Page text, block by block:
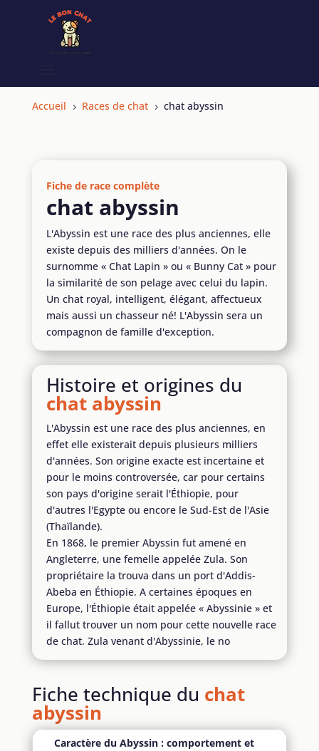
Accueil 5 Races de chat 5 chat abyssin
Fiche de race complète
chat abyssin
L'Abyssin est une race des plus anciennes, elle
existe depuis des milliers d'années. On le
surnomme « Chat Lapin » ou « Bunny Cat » pour
la similarité de son pelage avec celui du lapin.
Un chat royal, intelligent, élégant, affectueux
mais aussi un chasseur né! L'Abyssin sera un
compagnon de famille d'exception.
Histoire et origines du
chat abyssin
L'Abyssin est une race des plus anciennes, en
effet elle existerait depuis plusieurs milliers
d'années. Son origine exacte est incertaine et
pour le moins controversée, car pour certains
son pays d'origine serait l'Éthiopie, pour
d'autres l'Egypte ou encore le Sud-Est de l'Asie
(Thaïlande).
En 1868, le premier Abyssin fut amené en
Angleterre, une femelle appelée Zula. Son
propriétaire la trouva dans un port d'Addis-
Abeba en Éthiopie. A certaines époques en
Europe, l'Éthiopie était appelée « Abyssinie » et
il fallut trouver un nom pour cette nouvelle race
de chat. Zula venant d'Abyssinie, le no
Fiche technique du chat
abyssin
Caractère du Abyssin : comportement et